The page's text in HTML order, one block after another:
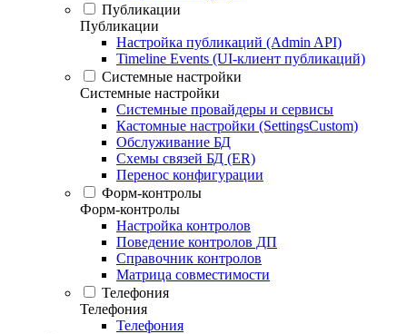
Публикации
Публикации
Настройка публикаций (Admin API)
Timeline Events (UI-клиент публикаций)
Системные настройки
Системные настройки
Системные провайдеры и сервисы
Кастомные настройки (SettingsCustom)
Обслуживание БД
Схемы связей БД (ER)
Перенос конфигурации
Форм-контролы
Форм-контролы
Настройка контролов
Поведение контролов ДП
Справочник контролов
Матрица совместимости
Телефония
Телефония
Телефония